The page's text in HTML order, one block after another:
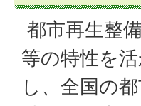
都市再生整
等の特性を
し、全国の